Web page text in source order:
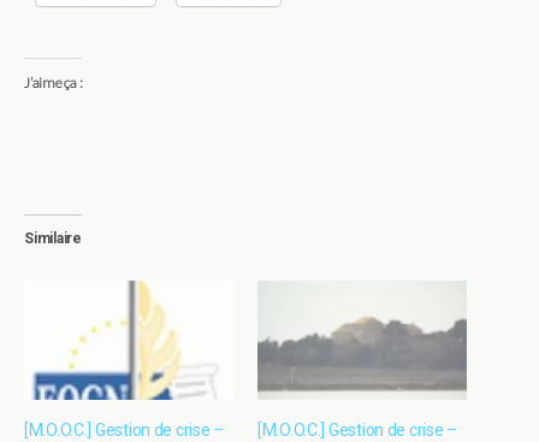
J’aime ça :
Similaire
[M.O.O.C.] Gestion de crise –
[M.O.O.C.] Gestion de crise –